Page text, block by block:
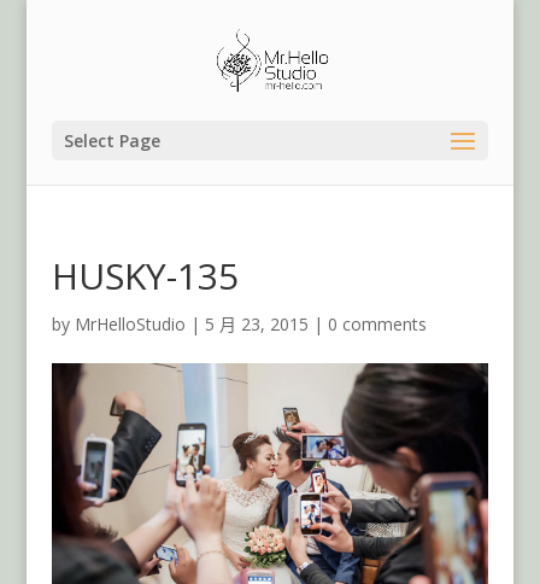
Select Page
HUSKY-135
by MrHelloStudio | 5 月 23, 2015 | 0 comments